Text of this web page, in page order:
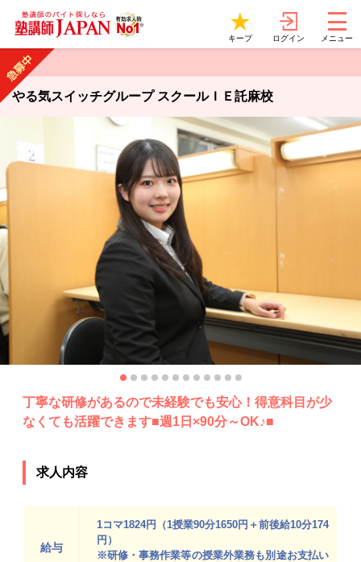
キープ ログイン メニュー
やる気スイッチグループ スクールＩＥ託麻校
丁寧な研修があるので未経験でも安心！得意科目が少
なくても活躍できます■週1日×90分～OK♪■
求人内容
給与
1コマ1824円（1授業90分1650円＋前後給10分174
円）
※研修・事務作業等の授業外業務も別途お支払い